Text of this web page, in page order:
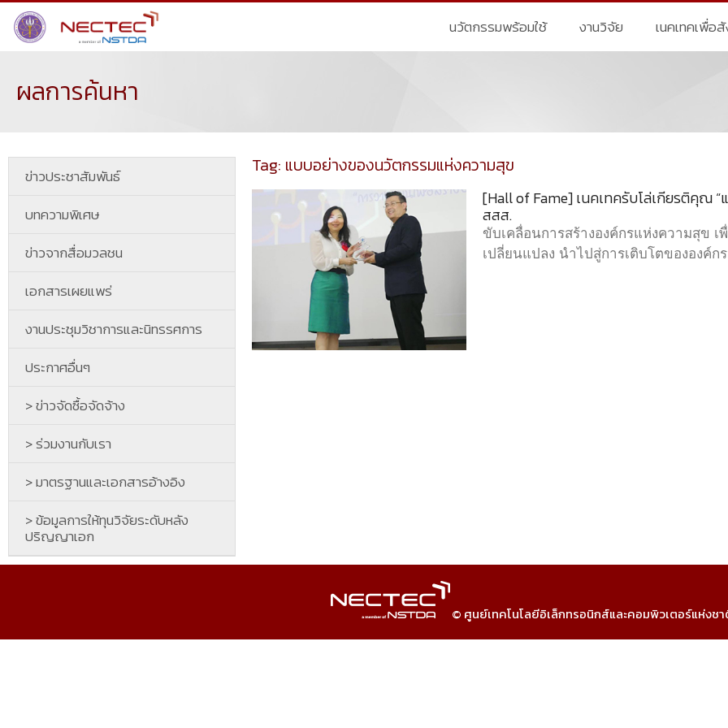
นวัตกรรมพร้อมใช้ งานวิจัย เนคเทคเพื่อ
ผลการค้นหา
ข่าวประชาสัมพันธ์
บทความพิเศษ
ข่าวจากสื่อมวลชน
เอกสารเผยแพร่
งานประชุมวิชาการและนิทรรศการ
ประกาศอื่นๆ
> ข่าวจัดซื้อจัดจ้าง
> ร่วมงานกับเรา
> มาตรฐานและเอกสารอ้างอิง
> ข้อมูลการให้ทุนวิจัยระดับหลัง
ปริญญาเอก
Tag: แบบอย่างของนวัตกรรมแห่งความสุข
[Hall of Fame] เนคเทครับโล่เกียรติคุณ
สสส.
ขับเคลื่อนการสร้างองค์กรแห่งความสุข
เปลี่ยนแปลง นำไปสู่การเติบโตขององค์ก
© ศูนย์เทคโนโลยีอิเล็กทรอนิกส์และคอมพิวเตอร์แห่งชา